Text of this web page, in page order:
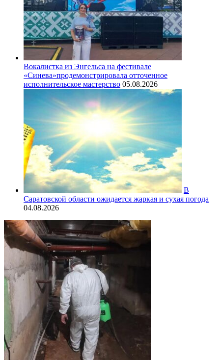
Вокалистка из Энгельса на фестивале
«Синева»продемонстрировала отточенное
исполнительское мастерство 05.08.2026
В
Саратовской области ожидается жаркая и сухая погода
04.08.2026